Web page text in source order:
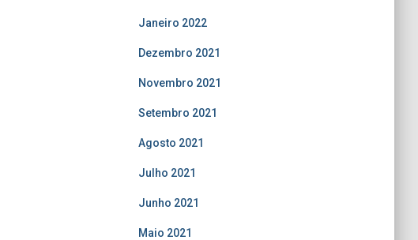
Janeiro 2022
Dezembro 2021
Novembro 2021
Setembro 2021
Agosto 2021
Julho 2021
Junho 2021
Maio 2021